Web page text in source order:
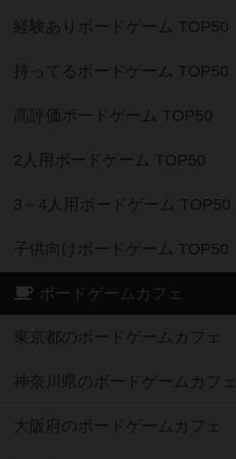
経験ありボードゲーム TOP50
持ってるボードゲーム TOP50
高評価ボードゲーム TOP50
2人用ボードゲーム TOP50
3～4人用ボードゲーム TOP50
子供向けボードゲーム TOP50
ボードゲームカフェ
東京都のボードゲームカフェ
神奈川県のボードゲームカフェ
大阪府のボードゲームカフェ